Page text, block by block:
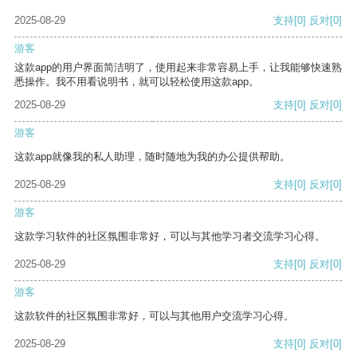
2025-08-29 支持[0] 反对[0]
游客
这款app的用户界面简洁明了，使用起来非常容易上手，让我能够快速熟
悉操作。我不用看说明书，就可以轻松使用这款app。
2025-08-29
支持[0] 反对[0]
游客
这款app就像我的私人助理，随时随地为我的办公提供帮助。
2025-08-29 支持[0] 反对[0]
游客
这款学习软件的社区氛围非常好，可以与其他学习者交流学习心得。
2025-08-29 支持[0] 反对[0]
游客
这款软件的社区氛围非常好，可以与其他用户交流学习心得。
2025-08-29 支持[0] 反对[0]